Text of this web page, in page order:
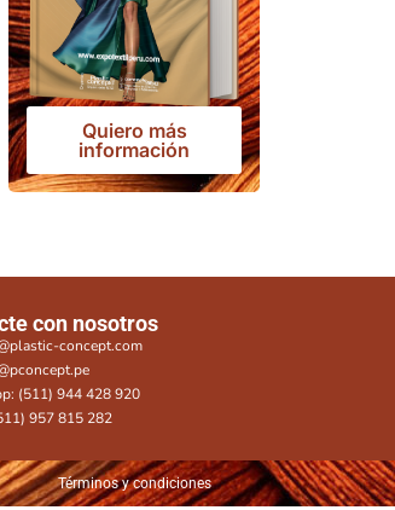
Quiero más
información
con nosotros
concept.com
(511) 944 428 920
957 815 282
Términos y condiciones